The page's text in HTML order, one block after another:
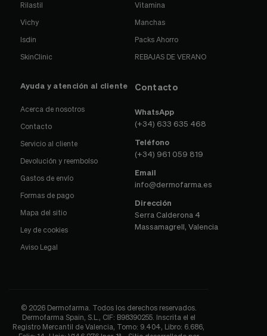
Rilastil
Vichy
Isdin
SkinClinic
Vitamina
Manchas
Packs Ahorro
REBAJAS DE VERANO
Ayuda y atención al cliente
Acerca de nosotros
Contacto
Servicio al cliente
Devolución y reembolso
Gastos de envío
Formas de pago
Mapa del sitio
Ley de cookies
Aviso Legal
Contacto
WhatsApp
(+34) 633 635 468
Teléfono
(+34) 961 059 819
Email
info@dermofarma.es
Dirección
Serra Calderona 4
Massamagrell, Valencia
© 2026 Dermofarma. Todos los derechos reservados.
Dermofarma Spain, S.L., CIF: B98390255. Inscrita el el
Registro Mercantil de Valencia, Tomo: 9.404, Libro: 6.686,